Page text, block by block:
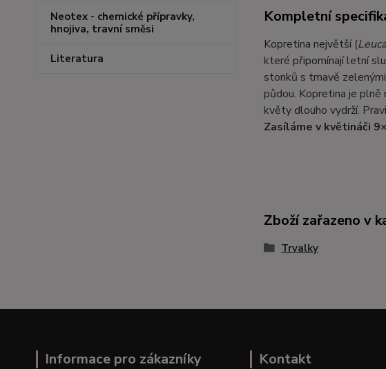
Neotex - chemické přípravky,
hnojiva, travní směsi
Literatura
Kompletní
Kopretina největší (
které připomínají letní
stonků s tmavě
půdou. Kopretina je plně
květy dlouho vydrží.
Zasíláme v květináči
Zboží zařazeno v
Trvalky
Informace pro zákazníky Kontakt